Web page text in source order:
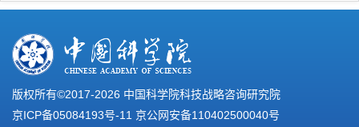
版权所有©2017-2026 中国科学院科技战略咨询研究院
京ICP备05084193号-11 京公网安备110402500040号